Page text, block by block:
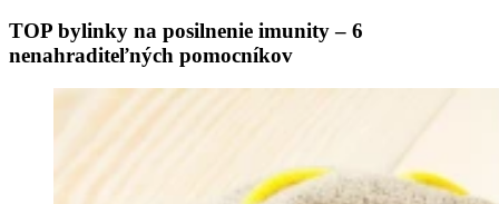
TOP bylinky na posilnenie imunity – 6
nenahraditeľných pomocníkov